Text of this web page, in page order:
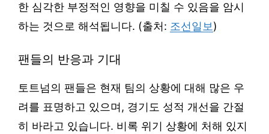
한 심각한 부정적인 영향을 미칠 수 있음을 암시
하는 것으로 해석됩니다. (출처: 조선일보)
팬들의 반응과 기대
토트넘의 팬들은 현재 팀의 상황에 대해 많은 우
려를 표명하고 있으며, 경기도 성적 개선을 간절
히 바라고 있습니다. 비록 위기 상황에 처해 있지